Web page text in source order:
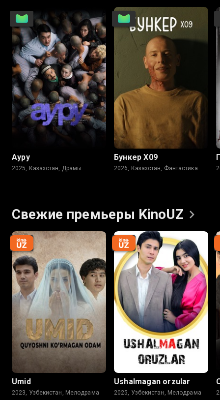
6.6
Ауру
2025, Казахстан, Драмы
Бункер Х09
2026, Казахстан, Фантастика
Свежие премьеры KinoUZ
Umid
2023, Узбекистан, Мелодрама
Ushalmagan orzular
2025, Узбекистан, Мелодрама